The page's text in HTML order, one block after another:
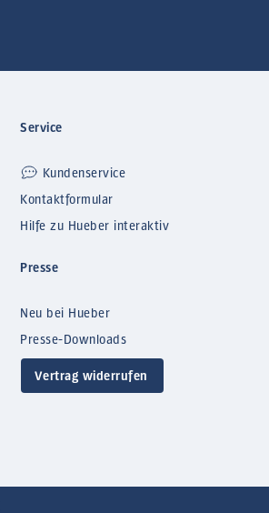
Service
Kundenservice
Kontaktformular
Hilfe zu Hueber interaktiv
Presse
Neu bei Hueber
Presse-Downloads
Vertrag widerrufen